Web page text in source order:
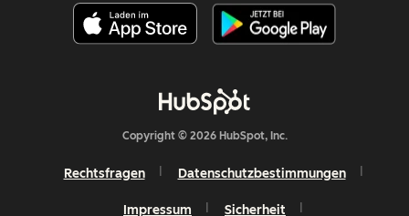
Copyright © 2026 HubSpot, Inc.
Rechtsfragen Datenschutzbestimmungen
Impressum Sicherheit